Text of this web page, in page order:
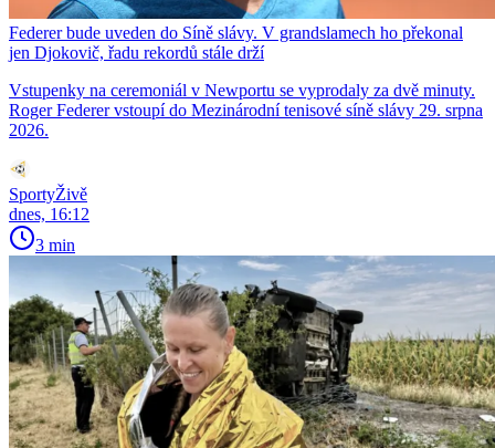
Federer bude uveden do Síně slávy. V grandslamech ho překonal
jen Djokovič, řadu rekordů stále drží
Vstupenky na ceremoniál v Newportu se vyprodaly za dvě minuty.
Roger Federer vstoupí do Mezinárodní tenisové síně slávy 29. srpna
2026.
SportyŽivě
dnes, 16:12
3 min